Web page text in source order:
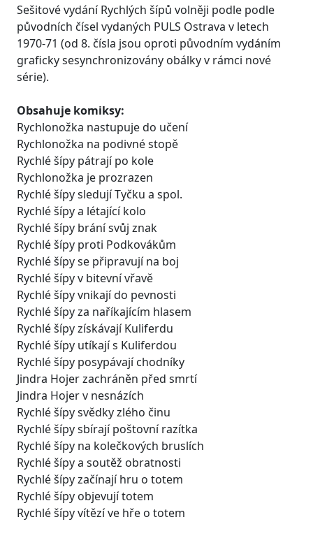
Sešitové vydání Rychlých šípů volněji podle podle
původních čísel vydaných PULS Ostrava v letech
1970-71 (od 8. čísla jsou oproti původním vydáním
graficky sesynchronizovány obálky v rámci nové
série).
Obsahuje komiksy:
Rychlonožka nastupuje do učení
Rychlonožka na podivné stopě
Rychlé šípy pátrají po kole
Rychlonožka je prozrazen
Rychlé šípy sledují Tyčku a spol.
Rychlé šípy a létající kolo
Rychlé šípy brání svůj znak
Rychlé šípy proti Podkovákům
Rychlé šípy se připravují na boj
Rychlé šípy v bitevní vřavě
Rychlé šípy vnikají do pevnosti
Rychlé šípy za naříkajícím hlasem
Rychlé šípy získávají Kuliferdu
Rychlé šípy utíkají s Kuliferdou
Rychlé šípy posypávají chodníky
Jindra Hojer zachráněn před smrtí
Jindra Hojer v nesnázích
Rychlé šípy svědky zlého činu
Rychlé šípy sbírají poštovní razítka
Rychlé šípy na kolečkových bruslích
Rychlé šípy a soutěž obratnosti
Rychlé šípy začínají hru o totem
Rychlé šípy objevují totem
Rychlé šípy vítězí ve hře o totem